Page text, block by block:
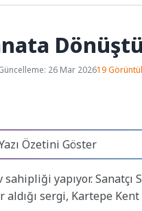
Dönüştü
26 Mar 202619
Özetini Göster
yapıyor. Sanatçı
sergi, Kartepe Kent